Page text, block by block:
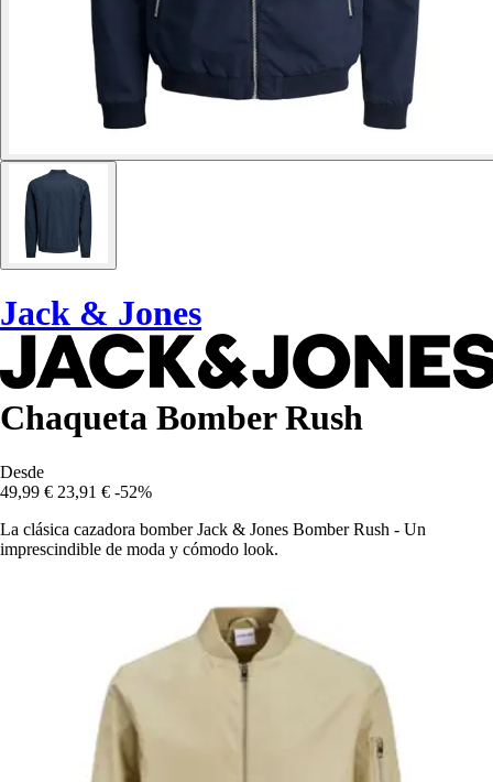
Jack & Jones
Chaqueta Bomber Rush
Desde
49,99 € 23,91 € -52%
La clásica cazadora bomber Jack & Jones Bomber Rush - Un
imprescindible de moda y cómodo look.